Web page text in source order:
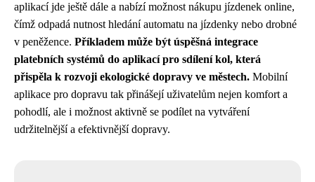
aplikací jde ještě dále a nabízí možnost nákupu jízdenek online,
čímž odpadá nutnost hledání automatu na jízdenky nebo drobné
v peněžence. Příkladem může být úspěšná integrace
platebních systémů do aplikací pro sdílení kol, která
přispěla k rozvoji ekologické dopravy ve městech. Mobilní
aplikace pro dopravu tak přinášejí uživatelům nejen komfort a
pohodlí, ale i možnost aktivně se podílet na vytváření
udržitelnější a efektivnější dopravy.